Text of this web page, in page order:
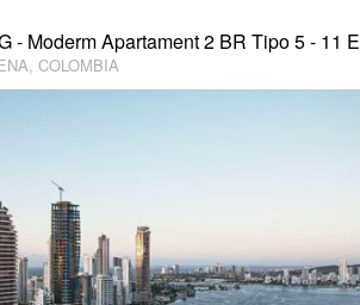
- Moderm Apartament 2 BR Tipo 5 - 11 E
COLOMBIA